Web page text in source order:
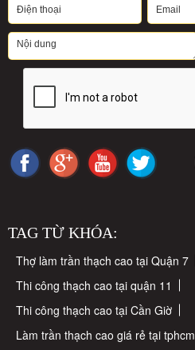
TAG TỪ KHÓA:
Thợ làm trần thạch cao tại Quận 7
Thi công thạch cao tại quận 11
Thi công thạch cao tại Cần Giờ
Làm trần thạch cao giá rẻ tại tphcm